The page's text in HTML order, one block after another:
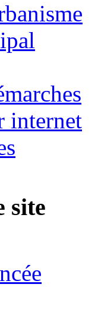
internet
site